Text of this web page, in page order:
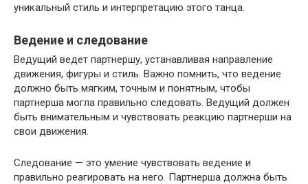
уникальный стиль и интерпретацию этого танца.
Ведение и следование
Ведущий ведет партнершу, устанавливая направление
движения, фигуры и стиль. Важно помнить, что ведение
должно быть мягким, точным и понятным, чтобы
партнерша могла правильно следовать. Ведущий должен
быть внимательным и чувствовать реакцию партнерши на
свои движения.
Следование — это умение чувствовать ведение и
правильно реагировать на него. Партнерша должна быть